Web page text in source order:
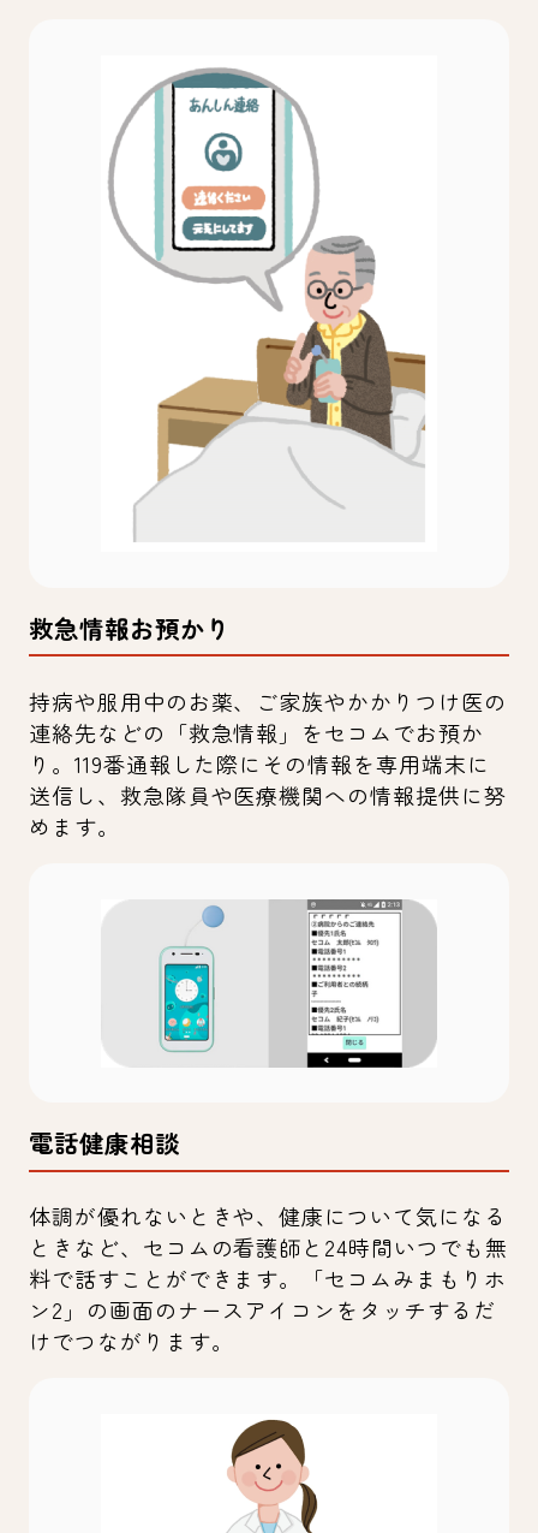
救急情報お預かり
持病や服用中のお薬、ご家族やかかりつけ医の
連絡先などの「救急情報」をセコムでお預か
り。119番通報した際にその情報を専用端末に
送信し、救急隊員や医療機関への情報提供に努
めます。
電話健康相談
体調が優れないときや、健康について気になる
ときなど、セコムの看護師と24時間いつでも無
料で話すことができます。「セコムみまもりホ
ン2」の画面のナースアイコンをタッチするだ
けでつながります。